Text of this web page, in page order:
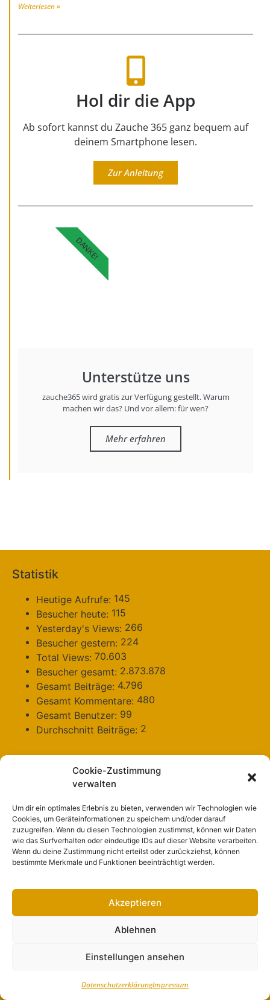
Cookie-Zustimmung
verwalten
Um dir ein optimales Erlebnis zu bieten, verwenden wir Technologien wie
Cookies, um Geräteinformationen zu speichern und/oder darauf
zuzugreifen. Wenn du diesen Technologien zustimmst, können wir Daten
wie das Surfverhalten oder eindeutige IDs auf dieser Website verarbeiten.
Wenn du deine Zustimmung nicht erteilst oder zurückziehst, können
bestimmte Merkmale und Funktionen beeinträchtigt werden.
Akzeptieren
Ablehnen
Einstellungen ansehen
DatenschutzerklärungImpressum
Weiterlesen »
Hol dir die App
Ab sofort kannst du Zauche 365 ganz bequem auf
deinem Smartphone lesen.
Zur Anleitung
Unterstütze uns
zauche365 wird gratis zur Verfügung gestellt. Warum
machen wir das? Und vor allem: für wen?
Mehr erfahren
DANKE!
Statistik
Heutige Aufrufe: 145
Besucher heute: 115
Yesterday's Views: 266
Besucher gestern: 224
Total Views: 70.603
Besucher gesamt: 2.873.878
Gesamt Beiträge: 4.796
Gesamt Kommentare: 480
Gesamt Benutzer: 99
Durchschnitt Beiträge: 2
Über diese Webseite
Über die Zauche
Kontakt
WERBEN AUF „ZAUCHE 365“
Unterstützt durch